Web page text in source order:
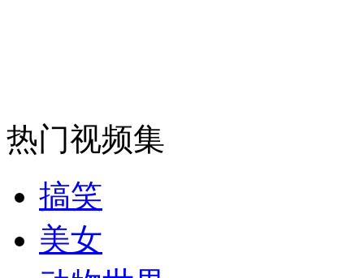
司机酒驾遇交警 急速倒车逃窜
热门视频集
搞笑
美女